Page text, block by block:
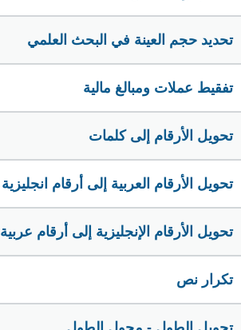
تحديد حجم العينة في البحث العلمي
تفقيط عملات ومبالغ مالية
تحويل الأرقام إلى كلمات
تحويل الأرقام العربية إلى أرقام انجليزية
تحويل الأرقام الإنجليزية إلى أرقام عربية
تكرار نص